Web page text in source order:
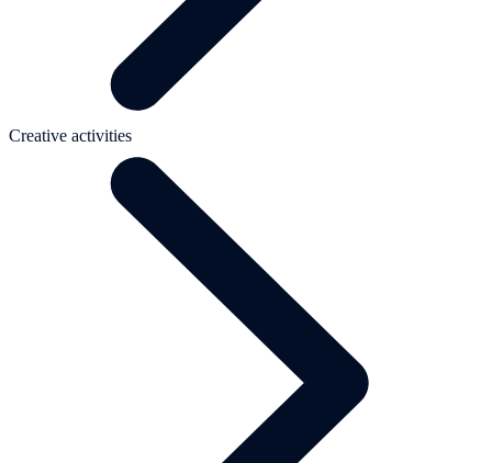
Creative activities